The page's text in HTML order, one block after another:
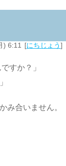
) 6:11 にちじょう
すか？」
み合いません。